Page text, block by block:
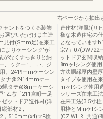
セントをつくる装飾
選びいただけま主造
見付(Smm足)在来工
よりケーシンク‘が
がなくすっきりと納
、ゥク一↑、，-、ジ
。2419mmケーシン
ナ@2414mmケー
蝿タテ@8mmケーシ
窓「211宮町一足
ゼットドア造作材(洋
部材2，
，510mm(x4)マF検
右ページから抽出
造作材(洋風)(リ
様な木造住宅の
となっています
宗?」
ットドア玄関収
8mヶlシング使
方法胴縁厚内壁
タイプを使用在
mヶlシング使用
シリーズ在来工
在来工法(3.5寸
用枠とMmケlシ
(CZ.WL.RL共通)